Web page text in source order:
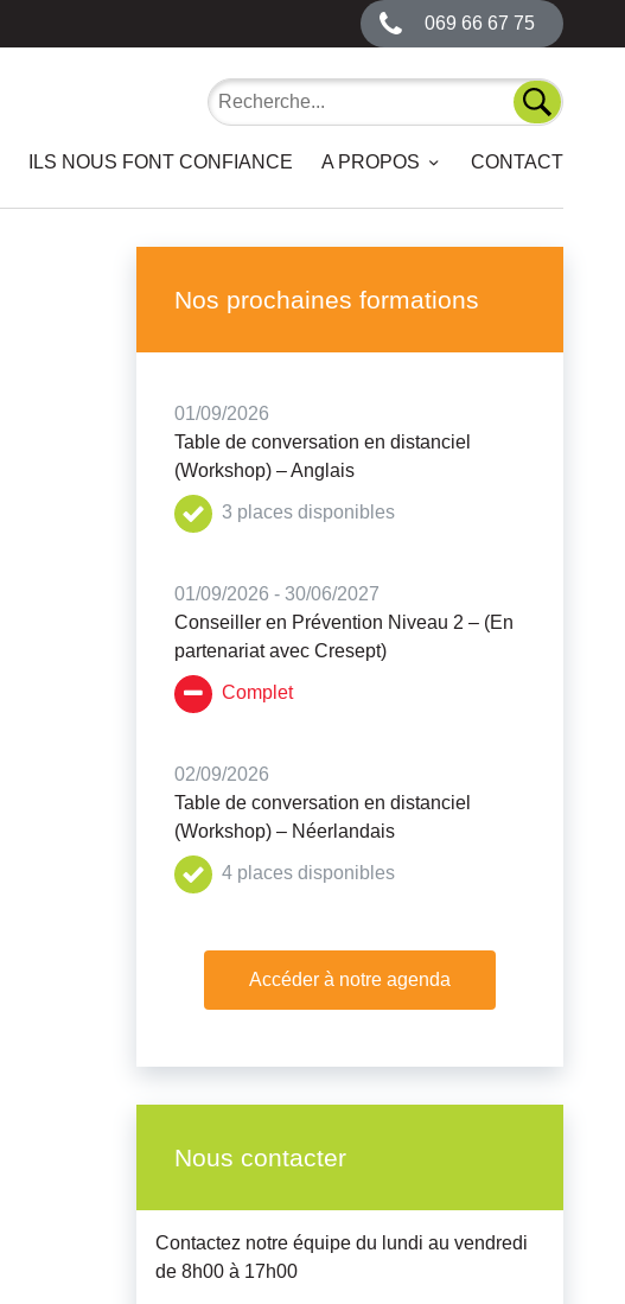
069 66 67 75
ILS NOUS FONT CONFIANCE A PROPOS CONTACT
Recherche
Nos prochaines formations
01/09/2026
Table de conversation en distanciel
(Workshop) – Anglais
3 places disponibles
01/09/2026 - 30/06/2027
Conseiller en Prévention Niveau 2 – (En
partenariat avec Cresept)
Complet
02/09/2026
Table de conversation en distanciel
(Workshop) – Néerlandais
4 places disponibles
Accéder à notre agenda
Nous contacter
Contactez notre équipe du lundi au vendredi
de 8h00 à 17h00